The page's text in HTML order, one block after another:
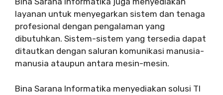
layanan untuk menyegarkan sistem dan tenaga
profesional dengan pengalaman yang
dibutuhkan. Sistem-sistem yang tersedia dapat
ditautkan dengan saluran komunikasi manusia-
manusia ataupun antara mesin-mesin.
Bina Sarana Informatika menyediakan solusi TI